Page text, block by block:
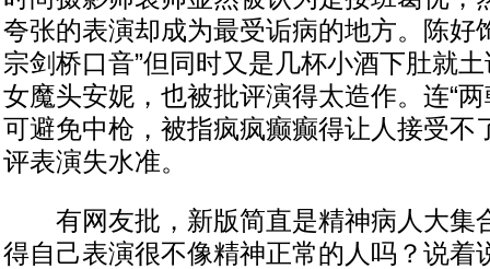
夸张的表演却成为最受诟病的地方。陈好
宗剑桥口音”但同时又是几杯小酒下肚就
女魔头安妮，也被批评演得太造作。连“
可避免中枪，被指疯疯癫癫得让人接受不
评表演失水准。
有网友批，新版简直是精神病人大集
得自己表演很不像精神正常的人吗？说着